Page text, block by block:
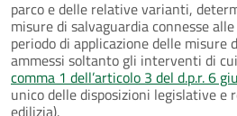
parco e delle relative varianti,
misure di salvaguardia connesse
periodo di applicazione delle misure
ammessi soltanto gli interventi di
comma 1 dell’articolo 3 del d.p.r. 6
unico delle disposizioni legislative
edilizia).